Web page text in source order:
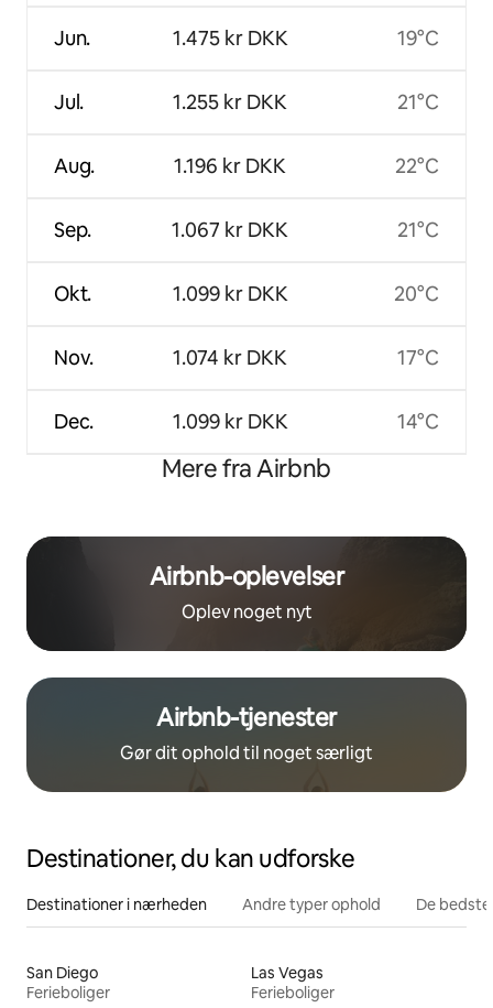
Jun.
Jul.
Aug.
Sep.
Okt.
Nov.
Dec.
1.475 kr DKK
1.255 kr DKK
1.196 kr DKK
1.067 kr DKK
1.099 kr DKK
1.074 kr DKK
1.099 kr DKK
19°C
21°C
22°C
21°C
20°C
17°C
14°C
Mere fra Airbnb
Airbnb-oplevelser
Oplev noget nyt
Airbnb-tjenester
Gør dit ophold til noget særligt
Destinationer, du kan udforske
Destinationer i nærheden Andre typer ophold De
San Diego
Ferieboliger
Las Vegas
Ferieboliger